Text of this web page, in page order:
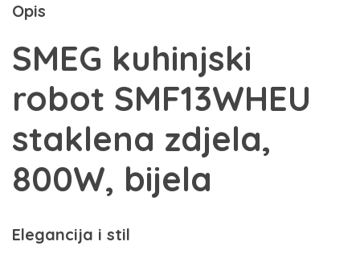
800W,
količina
Opis
SMEG kuhinjski
robot SMF13WHEU
staklena zdjela,
800W, bijela
Elegancija i stil